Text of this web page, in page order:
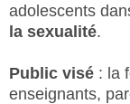
adolescents
la sexualité.
Public visé : la
enseignants,